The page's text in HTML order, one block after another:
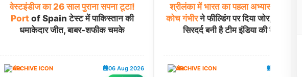
वेस्टइंडीज का 26 साल पुराना सपना टूटा!
Portof Spain टेस्ट में पाकिस्तान की
धमाकेदार जीत, बाबर-शफीक चमके
खेल 06 Aug 2026
श्रीलंका में भारत का पहला अभ्यास
कोच गंभीरने फील्डिंग पर दिया जोर, जानिए क्यों
सिरदर्द बनी है टीम इंडिया की कैचिंग
खेल